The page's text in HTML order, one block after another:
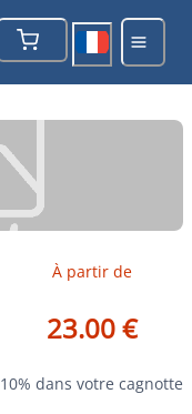
À partir de
23.00 €
10% dans votre cagnotte